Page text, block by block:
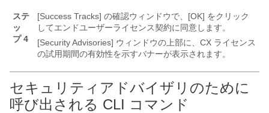
ステ
ッ
プ 4
[Success Tracks] の確認ウィンドウで、[OK] をクリック
してエンドユーザーライセンス契約に同意します。
[Security Advisories] ウィンドウの上部に、CX ライセンス
の試用期間の有効性を示すバナーが表示されます。
セキュリティアドバイザリのために
呼び出される CLI コマンド